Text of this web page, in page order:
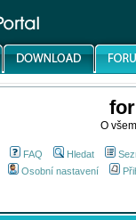
O
FAQ Hledat
Osobní nastavení